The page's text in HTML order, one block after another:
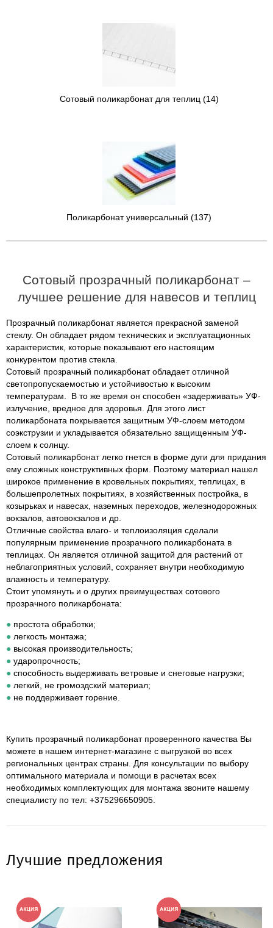
Сотовый поликарбонат для теплиц (14)
Поликарбонат универсальный(137)
Сотовый прозрачный поликарбонат –
лучшее решение для навесов и теплиц
Прозрачный поликарбонат является прекрасной заменой
стеклу. Он обладает рядом технических и эксплуатационных
характеристик, которые показывают его настоящим
конкурентом против стекла.
Сотовый прозрачный поликарбонат обладает отличной
светопропускаемостью и устойчивостью к высоким
температурам. В то же время он способен «задерживать» УФ-
излучение, вредное для здоровья. Для этого лист
поликарбоната покрывается защитным УФ-слоем методом
соэкструзии и укладывается обязательно защищенным УФ-
слоем к солнцу.
Сотовый поликарбонат легко гнется в форме дуги для придания
ему сложных конструктивных форм. Поэтому материал нашел
широкое применение в кровельных покрытиях, теплицах, в
большепролетных покрытиях, в хозяйственных постройка, в
козырьках и навесах, наземных переходов, железнодорожных
вокзалов, автовокзалов и др.
Отличные свойства влаго- и теплоизоляция сделали
популярным применение прозрачного поликарбоната в
теплицах. Он является отличной защитой для растений от
неблагоприятных условий, сохраняет внутри необходимую
влажность и температуру.
Стоит упомянуть и о других преимуществах сотового
прозрачного поликарбоната:
простота обработки;
легкость монтажа;
высокая производительность;
ударопрочность;
способность выдерживать ветровые и снеговые нагрузки;
легкий, не громоздский материал;
не поддерживает горение.
Купить прозрачный поликарбонат проверенного качества Вы
можете в нашем интернет-магазине с выгрузкой во всех
региональных центрах страны. Для консультации по выбору
оптимального материала и помощи в расчетах всех
необходимых комплектующих для монтажа звоните нашему
специалисту по тел: +375296650905
Лучшие предложения